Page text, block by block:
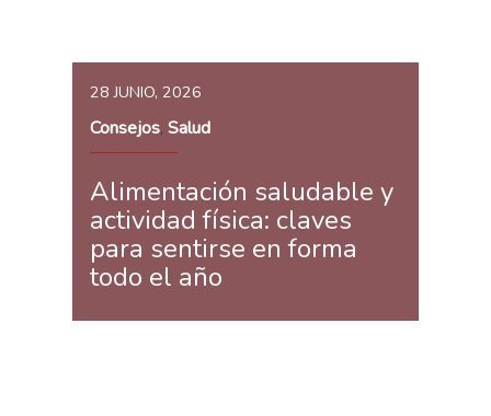
28 JUNIO, 2026
Consejos, Salud
Alimentación saludable y
actividad física: claves
para sentirse en forma
todo el año